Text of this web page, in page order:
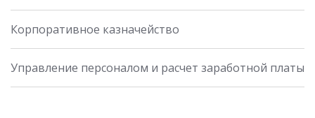
Корпоративное казначейство
Управление персоналом и расчет заработной платы